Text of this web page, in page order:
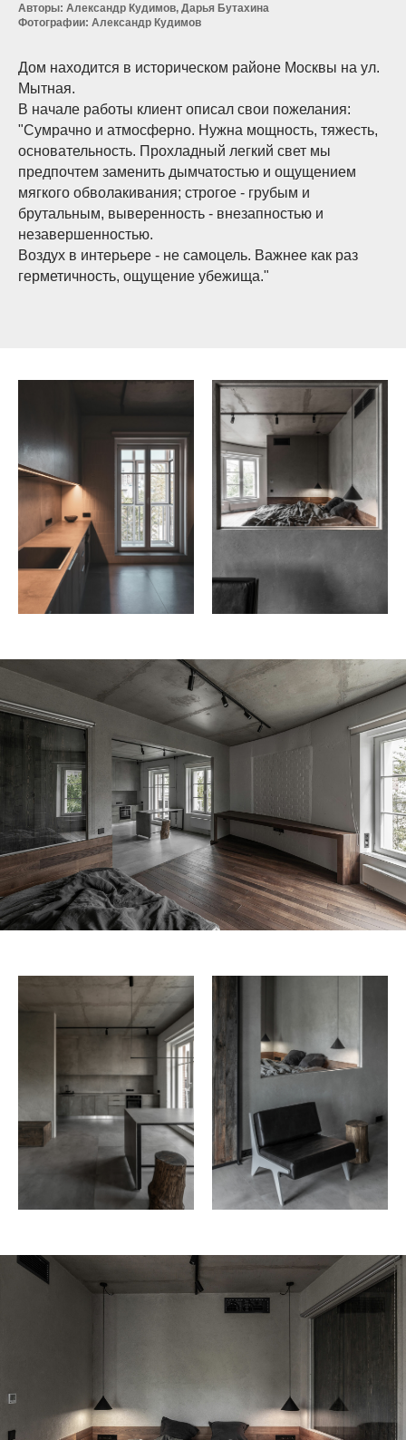
Авторы: Александр Кудимов, Дарья Бутахина
Фотографии: Александр Кудимов
Дом находится в историческом районе Москвы на ул.
Мытная.
В начале работы клиент описал свои пожелания:
"Сумрачно и атмосферно. Нужна мощность, тяжесть,
основательность. Прохладный легкий свет мы
предпочтем заменить дымчатостью и ощущением
мягкого обволакивания; строгое - грубым и
брутальным, выверенность - внезапностью и
незавершенностью.
Воздух в интерьере - не самоцель. Важнее как раз
герметичность, ощущение убежища."